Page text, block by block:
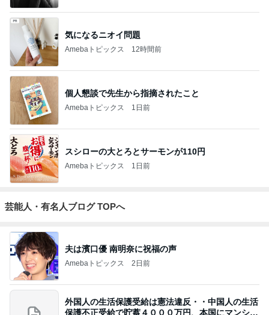
気になるニオイ問題
Amebaトピックス 12時間前
個人懇談で先生から指摘されたこと
Amebaトピックス 1日前
スシローの大とろとサーモンが110円
Amebaトピックス 1日前
芸能人・有名人ブログ TOPへ
夫は濱口優 南明奈に祝福の声
Amebaトピックス 2日前
外国人の生活保護受給は憲法違反・・中国人の生活
保護不正受給で貯蓄４０００万円、本国にマンショ